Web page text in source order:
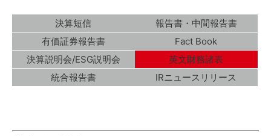
決算短信
報告書・中間報告書
有価証券報告書
Fact Book
決算説明会/ESG説明会
英文財務諸表
統合報告書
IRニュースリリース